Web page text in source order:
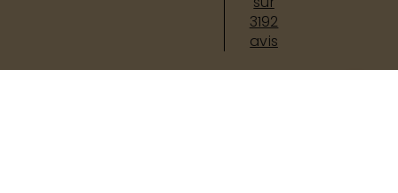
3192
avis
les réglementations. Personnalisez vos